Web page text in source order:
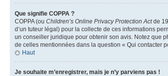
Que signifie COPPA ?
COPPA (ou Children’s Online Privacy Protection Actde
d’un tuteur légal) pour la collecte de ces informations
un conseiller juridique pour obtenir son avis. Notez que
de celles mentionnées dans la question « Qui contacter
Haut
Je souhaite m’enregistrer, mais je n’y parviens pas !